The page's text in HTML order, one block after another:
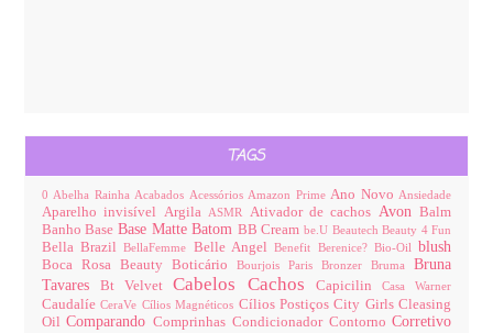
TAGS
0 Abelha Rainha Acabados Acessórios Amazon Prime Ano NovoAnsiedade
Aparelho invisível ArgilaASMR Ativador de cachos AvonBalm
BanhoBase Base MatteBatom BB Cream be.U BeautechBeauty 4 Fun
Bella BrazilBellaFemme Belle AngelBenefit Berenice? Bio-Oil blush
Boca Rosa Beauty BoticárioBourjois ParisBronzerBruma Bruna
Tavares Bt VelvetCabelos Cachos CapicilinCasa Warner
CaudalíeCeraVe Cílios Magnéticos Cílios PostiçosCity GirlsCleasing
OilComparandoComprinhas Condicionador ContornoCorretivo